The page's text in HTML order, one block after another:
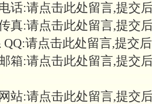
媒体
体验及宣传彩
各大知名网站
响力。
话:请点击此处留言,提交
真:请点击此处留言,提交
QQ:请点击此处留言,提交
箱:请点击此处留言,提交
站:请点击此处留言,提交